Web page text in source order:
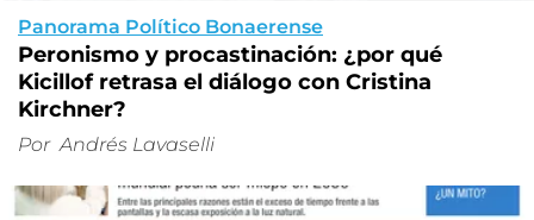
Panorama Político Bonaerense
Peronismo y procastinación: ¿por qué
Kicillof retrasa el diálogo con Cristina
Kirchner?
Por Andrés Lavaselli